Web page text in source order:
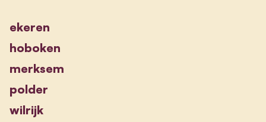
ekeren
hoboken
merksem
polder
wilrijk